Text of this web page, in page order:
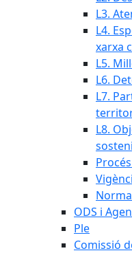
L3.
L4.
xarxa
L5.
L6.
L7.
L8.
ODS i
Ple
Comissió